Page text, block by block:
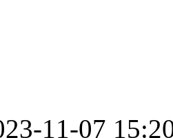
11-07